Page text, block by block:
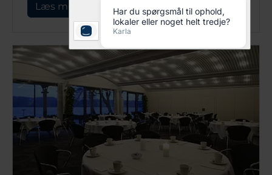
Læs mere